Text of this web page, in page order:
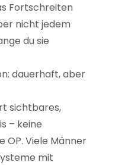
Fortschreiten
nicht jedem
du sie
dauerhaft, aber
sichtbares,
– keine
OP. Viele Männer
mit